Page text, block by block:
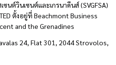
นต์วินเซนต์และเกรนาดีนส์ (SVGFSA)
ตั้งอยู่ที่ Beachmont Business
and the Grenadines
24, Flat 301, 2044 Strovolos,